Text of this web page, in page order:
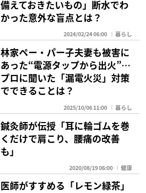
備えておきたいもの」断水でわ
かった意外な盲点とは？
2024/02/24 06:00 暮らし
林家ペー・パー子夫妻も被害に
あった“電源タップから出火”…
プロに聞いた「漏電火災」対策
でできることは？
2025/10/06 11:00 暮らし
鍼灸師が伝授「耳に輪ゴムを巻
くだけで肩こり、腰痛の改善
も」
2020/08/19 06:00 健康
医師がすすめる「レモン緑茶」